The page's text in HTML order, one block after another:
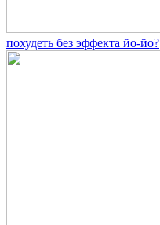
похудеть без эффекта йо-йо?